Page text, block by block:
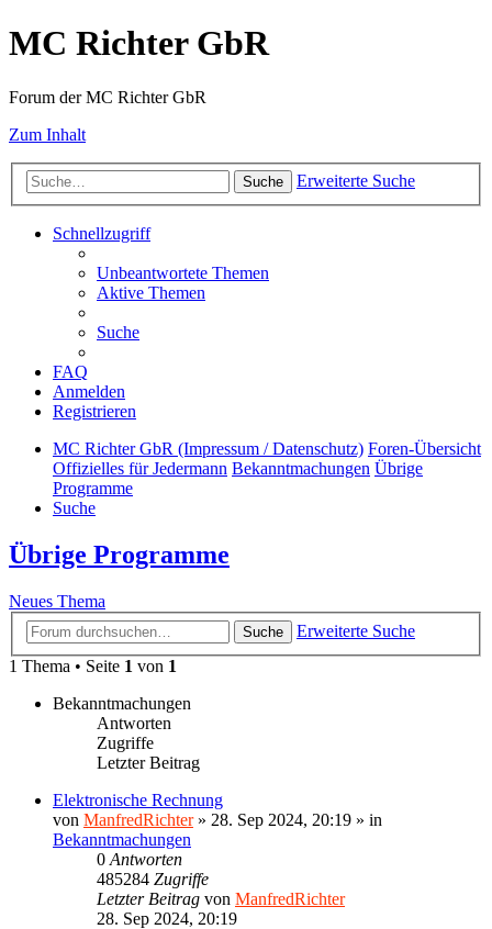
MC Richter GbR
Forum der MC Richter GbR
Zum Inhalt
Suche Erweiterte Suche
Schnellzugriff
Unbeantwortete Themen
Aktive Themen
Suche
FAQ
Anmelden
Registrieren
MC Richter GbR (Impressum / Datenschutz) Foren-Übersicht
Offizielles für Jedermann Bekanntmachungen Übrige
Programme
Suche
Übrige Programme
Neues Thema
Suche
Erweiterte Suche
1 Thema • Seite 1 von 1
Bekanntmachungen
Antworten
Zugriffe
Letzter Beitrag
Elektronische Rechnung
von ManfredRichter» 28. Sep 2024, 20:19 » in
Bekanntmachungen
0 Antworten
485284 Zugriffe
Letzter Beitrag von ManfredRichter
28. Sep 2024, 20:19